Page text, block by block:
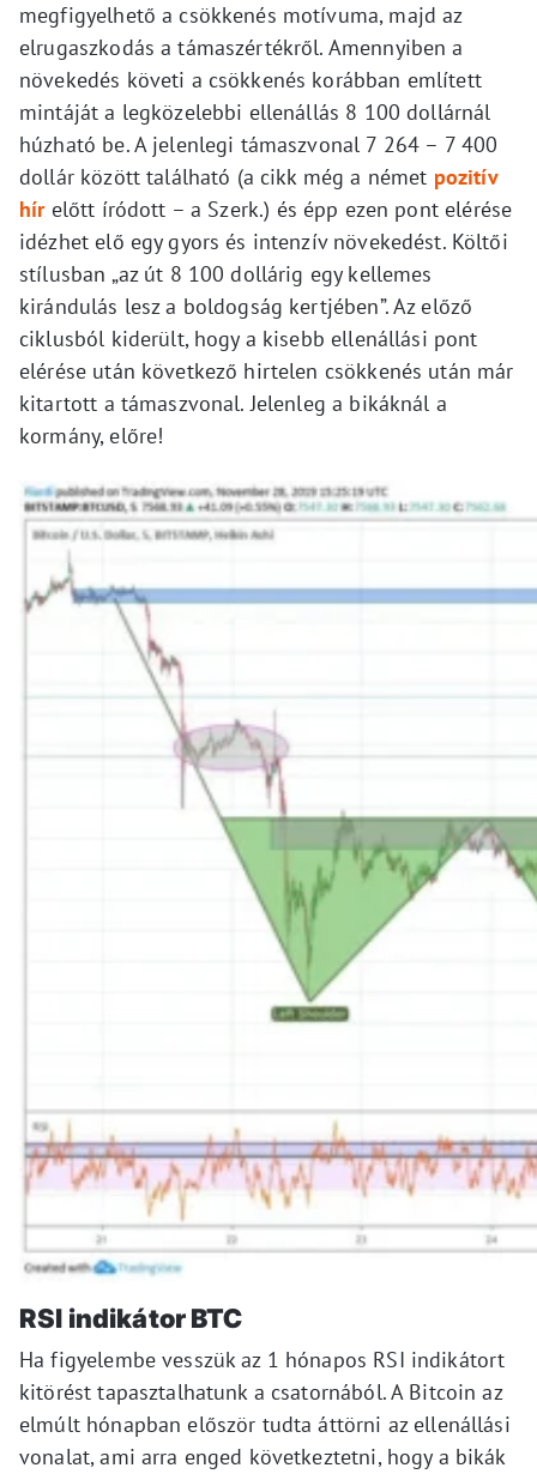
megfigyelhető a csökkenés motívuma, majd az
elrugaszkodás a támaszértékről. Amennyiben a
növekedés követi a csökkenés korábban említett
mintáját a legközelebbi ellenállás 8 100 dollárnál
húzható be. A jelenlegi támaszvonal 7 264 – 7 400
dollár között található (a cikk még a német pozitív
hírelőtt íródott – a Szerk.) és épp ezen pont elérése
idézhet elő egy gyors és intenzív növekedést. Költői
stílusban „az út 8 100 dollárig egy kellemes
kirándulás lesz a boldogság kertjében”. Az előző
ciklusból kiderült, hogy a kisebb ellenállási pont
elérése után következő hirtelen csökkenés után már
kitartott a támaszvonal. Jelenleg a bikáknál a
kormány, előre!
RSI indikátor BTC
Ha figyelembe vesszük az 1 hónapos RSI indikátort
kitörést tapasztalhatunk a csatornából. A Bitcoin az
elmúlt hónapban először tudta áttörni az ellenállási
vonalat, ami arra enged következtetni, hogy a bikák